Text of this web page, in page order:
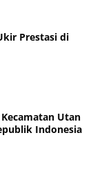
Prestasi di
Utan
Indonesia